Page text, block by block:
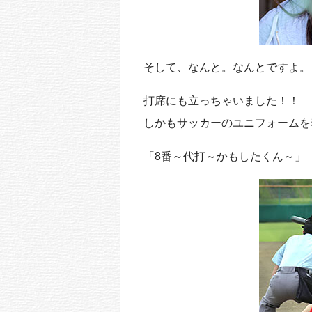
そして、なんと。なんとですよ。
打席にも立っちゃいました！！
しかもサッカーのユニフォーム
「8番～代打～かもしたくん～」